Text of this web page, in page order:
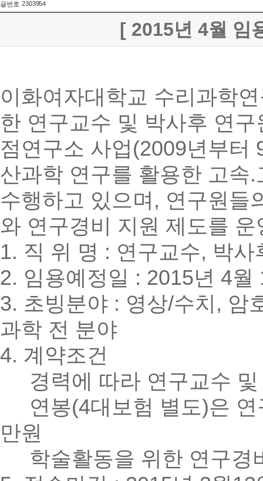
글번호 2303954
[ 2015년 4월 임
이화여자대학교 수리과학
한 연구교수 및 박사후 연
점연구소 사업(2009년부터
산과학 연구를 활용한 고속
수행하고 있으며, 연구원들
와 연구경비 지원 제도를
1. 직 위 명 : 연구교수, 박사
2. 임용예정일 : 2015년 4
3. 초빙분야 : 영상/수치, 암
과학 전 분야
4. 계약조건
경력에 따라 연구교수 및
연봉(4대보험 별도)은 연
만원
학술활동을 위한 연구경